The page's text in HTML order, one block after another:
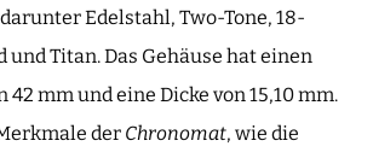
Edelstahl, Two-Tone, 18-
und Titan. Das Gehäuse hat einen
42 mm und eine Dicke von 15,10 mm.
der Chronomat, wie die